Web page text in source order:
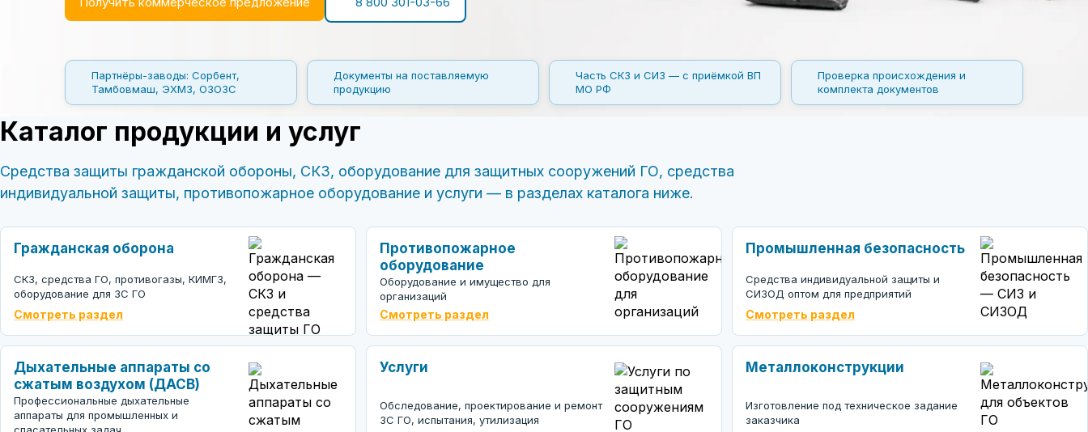
Партнёры-заводы: Сорбент,
Тамбовмаш, ЭХМЗ, ОЗОЗС
Документы на поставляемую
продукцию
Часть СКЗ и СИЗ — с приёмкой ВП
МО РФ
Проверка происхождения и
комплекта документов
Каталог продукции и услуг
Средства защиты гражданской обороны, СКЗ, оборудование для защитных сооружений ГО, средства
индивидуальной защиты, противопожарное оборудование и услуги — в разделах каталога ниже.
Гражданская оборона
СКЗ, средства ГО, противогазы, КИМГЗ,
оборудование для ЗС ГО
Смотреть раздел
Противопожарное
оборудование
Оборудование и имущество для
организаций
Смотреть раздел
Промышленная безопасность
Средства индивидуальной защиты и
СИЗОД оптом для предприятий
Смотреть раздел
Дыхательные аппараты со
сжатым воздухом (ДАСВ)
Профессиональные дыхательные
аппараты для промышленных и
Услуги
Обследование, проектирование и ремонт
ЗС ГО, испытания, утилизация
Металлоконструкции
Изготовление под техническое задание
заказчика